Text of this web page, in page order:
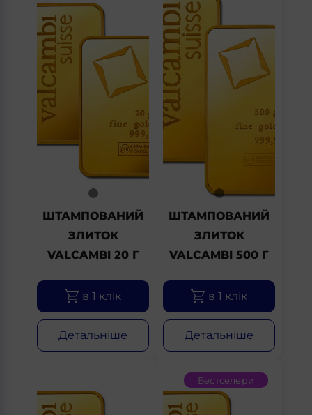
ШТАМПОВАНИЙ
ЗЛИТОК
VALCAMBI 20 Г
в 1 клік
Детальніше
ШТАМПОВАНИЙ
ЗЛИТОК
VALCAMBI 500 Г
в 1 клік
Детальніше
Бестселери